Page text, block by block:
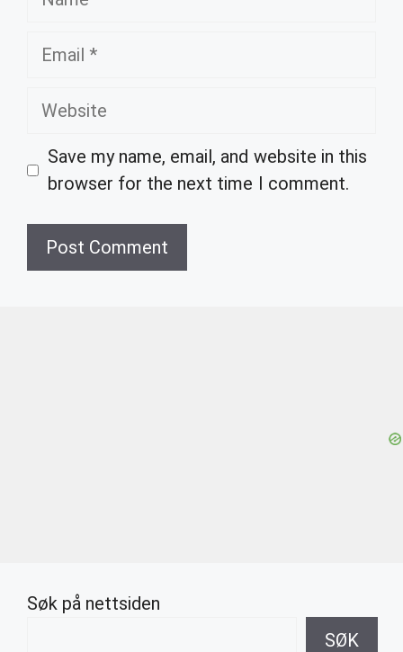
Email
Website
Save my name, email, and website in this
browser for the next time I comment.
Søk på nettsiden
SØK